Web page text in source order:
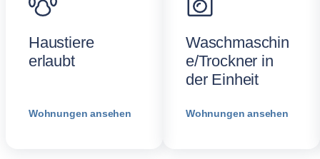
Haustiere
erlaubt
Wohnungen ansehen
Waschmaschin
e/Trockner in
der Einheit
Wohnungen ansehen